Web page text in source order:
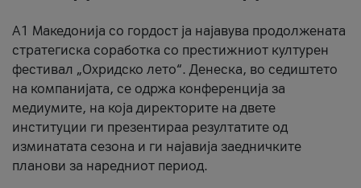
A1 Македонија со гордост ја најавува продолжената
стратегиска соработка со престижниот културен
фестивал „Охридско лето“. Денеска, во седиштето
на компанијата, се одржа конференција за
медиумите, на која директорите на двете
институции ги презентираа резултатите од
изминатата сезона и ги најавија заедничките
планови за наредниот период.